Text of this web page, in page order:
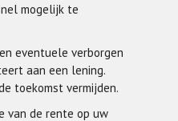
mogelijk te
eventuele verborgen
aan een lening.
toekomst vermijden.
van de rente op uw